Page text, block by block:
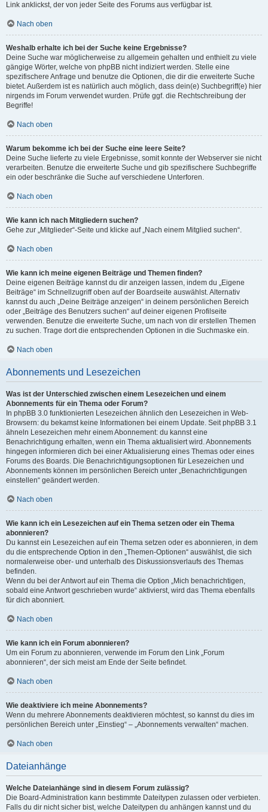
Link anklickst, der von jeder Seite des Forums aus verfügbar ist.
Nach oben
Weshalb erhalte ich bei der Suche keine Ergebnisse?
Deine Suche war möglicherweise zu allgemein gehalten und enthielt zu viele
gängige Wörter, welche von phpBB nicht indiziert werden. Stelle eine
spezifischere Anfrage und benutze die Optionen, die dir die erweiterte Suche
bietet. Außerdem ist es natürlich auch möglich, dass dein(e) Suchbegriff(e) hier
nirgends im Forum verwendet wurden. Prüfe ggf. die Rechtschreibung der
Begriffe!
Nach oben
Warum bekomme ich bei der Suche eine leere Seite?
Deine Suche lieferte zu viele Ergebnisse, somit konnte der Webserver sie nicht
verarbeiten. Benutze die erweiterte Suche und gib spezifischere Suchbegriffe
ein oder beschränke die Suche auf verschiedene Unterforen.
Nach oben
Wie kann ich nach Mitgliedern suchen?
Gehe zur „Mitglieder“-Seite und klicke auf „Nach einem Mitglied suchen“.
Nach oben
Wie kann ich meine eigenen Beiträge und Themen finden?
Deine eigenen Beiträge kannst du dir anzeigen lassen, indem du „Eigene
Beiträge“ im Schnellzugriff oben auf der Boardseite auswählst. Alternativ
kannst du auch „Deine Beiträge anzeigen“ in deinem persönlichen Bereich
oder „Beiträge des Benutzers suchen“ auf deiner eigenen Profilseite
verwenden. Benutze die erweiterte Suche, um nach von dir erstellen Themen
zu suchen. Trage dort die entsprechenden Optionen in die Suchmaske ein.
Nach oben
Abonnements und Lesezeichen
Was ist der Unterschied zwischen einem Lesezeichen und einem
Abonnements für ein Thema oder Forum?
In phpBB 3.0 funktionierten Lesezeichen ähnlich den Lesezeichen in Web-
Browsern: du bekamst keine Informationen bei einem Update. Seit phpBB 3.1
ähneln Lesezeichen mehr einem Abonnement: du kannst eine
Benachrichtigung erhalten, wenn ein Thema aktualisiert wird. Abonnements
hingegen informieren dich bei einer Aktualisierung eines Themas oder eines
Forums des Boards. Die Benachrichtigungsoptionen für Lesezeichen und
Abonnements können im persönlichen Bereich unter „Benachrichtigungen
einstellen“ geändert werden.
Nach oben
Wie kann ich ein Lesezeichen auf ein Thema setzen oder ein Thema
abonnieren?
Du kannst ein Lesezeichen auf ein Thema setzen oder es abonnieren, in dem
du die entsprechende Option in den „Themen-Optionen“ auswählst, die sich
normalerweise ober- und unterhalb des Diskussionsverlaufs des Themas
befinden.
Wenn du bei der Antwort auf ein Thema die Option „Mich benachrichtigen,
sobald eine Antwort geschrieben wurde“ aktivierst, wird das Thema ebenfalls
für dich abonniert.
Nach oben
Wie kann ich ein Forum abonnieren?
Um ein Forum zu abonnieren, verwende im Forum den Link „Forum
abonnieren“, der sich meist am Ende der Seite befindet.
Nach oben
Wie deaktiviere ich meine Abonnements?
Wenn du mehrere Abonnements deaktivieren möchtest, so kannst du dies im
persönlichen Bereich unter „Einstieg“ – „Abonnements verwalten“ machen.
Nach oben
Dateianhänge
Welche Dateianhänge sind in diesem Forum zulässig?
Die Board-Administration kann bestimmte Dateitypen zulassen oder verbieten.
Falls du dir nicht sicher bist, welche Dateitypen du anhängen kannst und du